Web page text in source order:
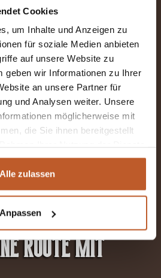
Cookies
um Inhalte und Anzeigen zu
für soziale Medien anbieten
auf unsere Website zu
geben wir Informationen zu Ihrer
an unsere Partner für
und Analysen weiter. Unsere
möglicherweise mit
die Sie ihnen bereitgestellt
Alle zulassen
Anpassen
Wetter- und
steil und kurvig sein.
oder Schnee hinzu, wird die
Prüfe daher immer den
an.
Vorfahrt. Denke daran,
Route mit